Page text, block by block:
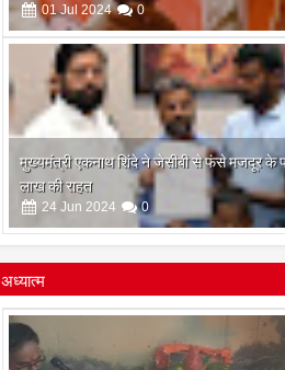
01 Jul 2024 0
मुख्यमंत्री एकनाथ शिंदे ने जेसीबी से फंसे मजदूर के
लाख की राहत
24 Jun 2024 0
अध्यात्म